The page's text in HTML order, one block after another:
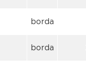
borda
borda